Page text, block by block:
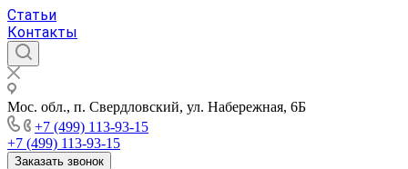
Статьи
Контакты
Мос. обл., п. Свердловский, ул. Набережная, 6Б
+7 (499) 113-93-15
+7 (499) 113-93-15
Заказать звонок